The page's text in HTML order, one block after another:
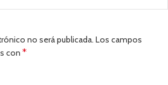
no será publicada. Los campos
con *